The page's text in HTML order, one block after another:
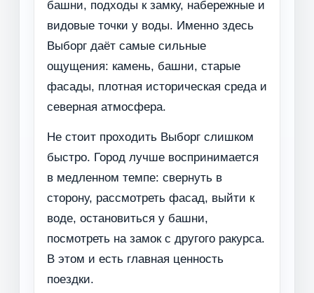
башни, подходы к замку, набережные и
видовые точки у воды. Именно здесь
Выборг даёт самые сильные
ощущения: камень, башни, старые
фасады, плотная историческая среда и
северная атмосфера.
Не стоит проходить Выборг слишком
быстро. Город лучше воспринимается
в медленном темпе: свернуть в
сторону, рассмотреть фасад, выйти к
воде, остановиться у башни,
посмотреть на замок с другого ракурса.
В этом и есть главная ценность
поездки.